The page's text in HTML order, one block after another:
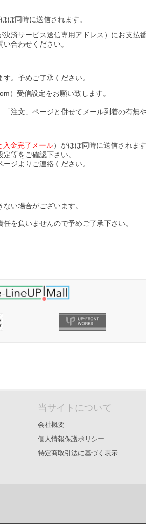
ぼ同時に送信されます。
済サービス送信専用アドレス）にお支払
合わせください。
。予めご了承ください。
）受信設定をお願い致します。
注文」ページと併せてメール到着の有無
入金完了メール）がほぼ同時に送信されます
等をご確認下さい。
ジよりご連絡ください。
い場合がございます。
を負いませんので予めご了承下さい。
当サイトについて
会社概要
個人情報保護ポリシー
特定商取引法に基づく表示